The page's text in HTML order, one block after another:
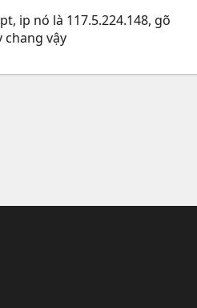
ip nó là 117.5.224.148, gõ
chang vậy